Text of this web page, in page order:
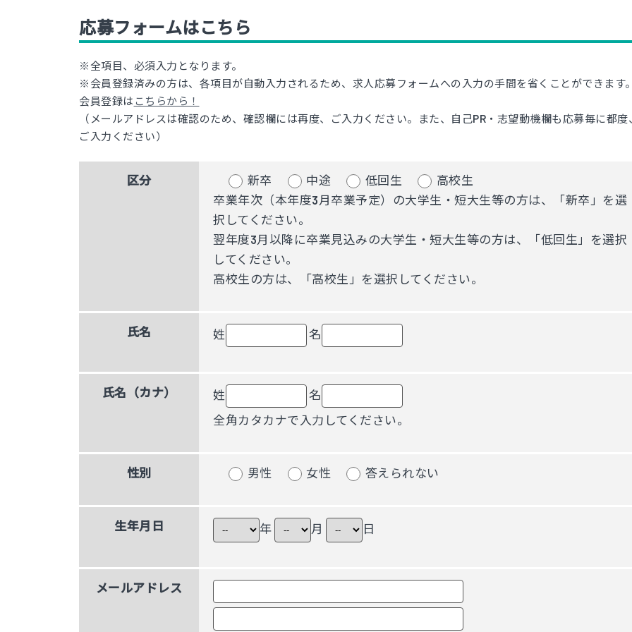
応募フォームはこちら
※全項目、必須入力となります。
※会員登録済みの方は、各項目が自動入力されるため、求人応募フォームへの入力の手間を省くことができます
会員登録は こちらから！
（メールアドレスは確認のため、確認欄には再度、ご入力ください。また、自己PR・志望動機欄も応募毎に都度
ご入力ください）
区分 新卒 中途 低回生
高校生
卒業年次（本年度3月卒業予定）の大学生・短大生等の方は、「新卒」を選
択してください。
翌年度3月以降に卒業見込みの大学生・短大生等の方は、「低回生」を選択
してください。
高校生の方は、「高校生」を選択してください。
氏名 姓 名
氏名（カナ） 姓
名
全角カタカナで入力してください。
性別 男性 女性 答えられない
生年月日 年 月 日
メールアドレス